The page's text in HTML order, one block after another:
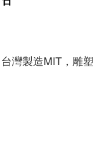
灣製造MIT，雕塑